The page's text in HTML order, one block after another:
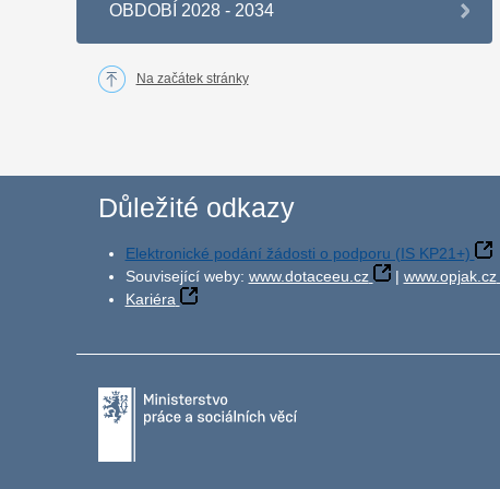
OBDOBÍ 2028 - 2034
Na začátek stránky
Důležité odkazy
Elektronické podání žádosti o podporu (IS KP21+)
Související weby: www.dotaceeu.cz | www.opjak.cz
Kariéra